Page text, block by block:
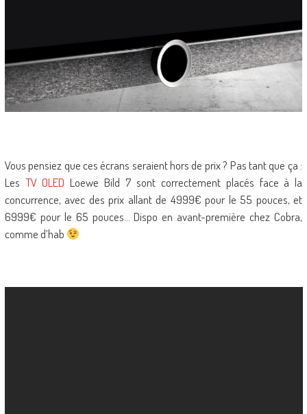
Vous pensiez que ces écrans seraient hors de prix ? Pas tant que ça :
Les TV OLED Loewe Bild 7 sont correctement placés face à la
concurrence, avec des prix allant de 4999€ pour le 55 pouces, et
6999€ pour le 65 pouces… Dispo en avant-première chez Cobra,
comme d’hab